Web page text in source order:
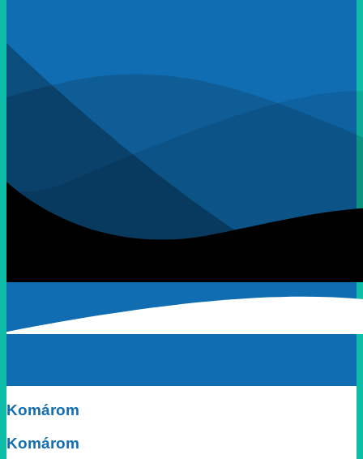
Komárom
Komárom